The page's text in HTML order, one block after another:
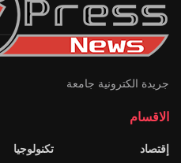
جريدة الكترونية جامعة
الاقسام
إقتصاد
تكنولوجيا